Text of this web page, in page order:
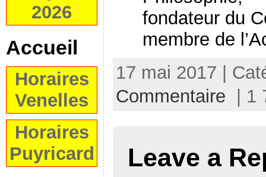
2026
Accueil
Horaires
Venelles
Horaires
Puyricard
fondateur du
membre de
17 mai 2017 |
Commentaire | 1
Leave a